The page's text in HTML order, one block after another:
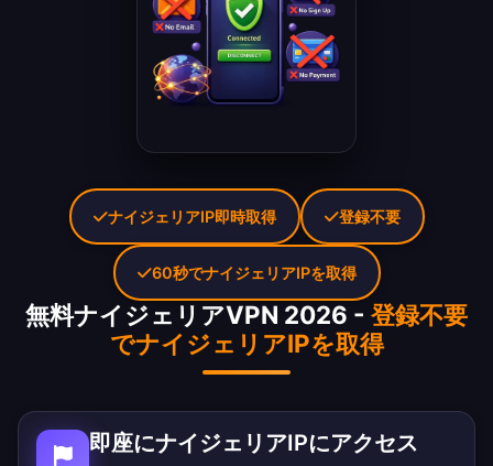
無料ナイジェリアVPN 2026 - 登録不要
でナイジェリアIPを取得
即座にナイジェリアIPにアクセス
ナイジェリアIP即時取得 登録不要
60秒でナイジェリアIPを取得